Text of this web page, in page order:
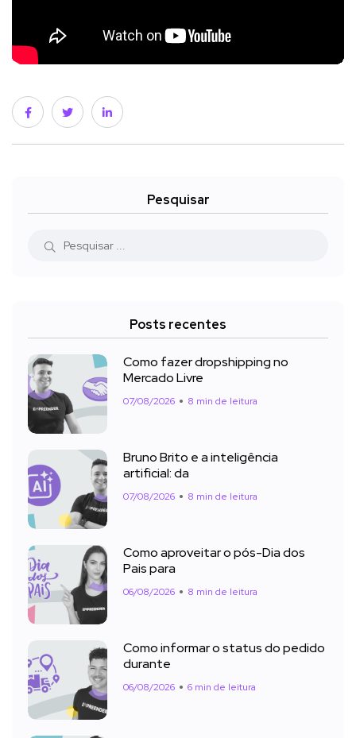
Pesquisar
Posts recentes
Como fazer dropshipping no
Mercado Livre
07/08/2026 8 min de leitura
Bruno Brito e a inteligência
artificial: da
07/08/2026 8 min de leitura
Como aproveitar o pós-Dia dos
Pais para
06/08/2026 8 min de leitura
Como informar o status do pedido
durante
06/08/2026 6 min de leitura